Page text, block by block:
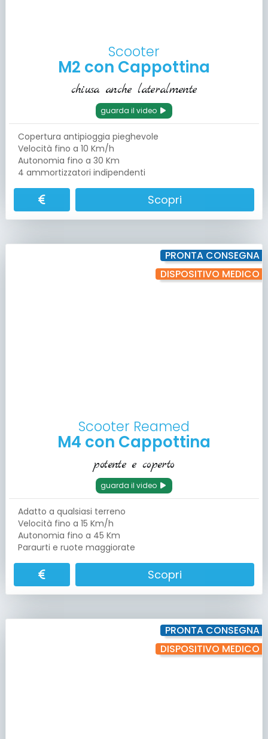
Scooter
M2 con Cappottina
chiusa anche lateralmente
guarda il video
Copertura antipioggia pieghevole
Velocità fino a 10 Km/h
Autonomia fino a 30 Km
4 ammortizzatori indipendenti
Scopri
PRONTA CONSEGNA
DISPOSITIVO MEDICO
Scooter Reamed
M4 con Cappottina
potente e coperto
guarda il video
Adatto a qualsiasi terreno
Velocità fino a 15 Km/h
Autonomia fino a 45 Km
Paraurti e ruote maggiorate
Scopri
PRONTA CONSEGNA
DISPOSITIVO MEDICO